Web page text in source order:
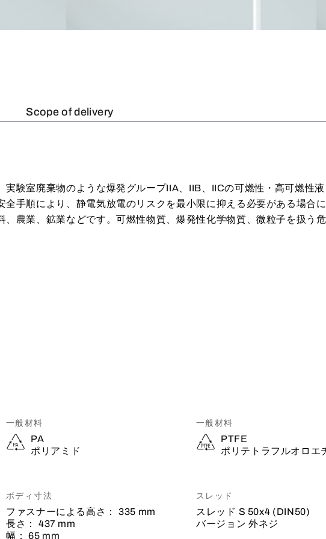
Scope of delivery
実験室廃棄物のような爆発グループIIA、IIB、IICの可燃性・高可燃性液
手順により、静電気放電のリスクを最小限に抑える必要がある場合に
農業、鉱業などです。可燃性物質、爆発性化学物質、微粒子を扱う危
一般材料
PA
ポリアミド
一般材料
PTFE
ポリテトラフルオロエ
ボディ寸法
ファスナーによる高さ：
335 mm
長さ：
437 mm
幅：
65 mm
スレッド
スレッド S 50x4 (DIN50)
バージョン 外ネジ